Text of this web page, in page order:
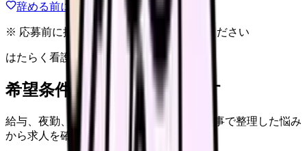
辞める前に選択肢を確認する
※ 応募前に掲載元の最新情報を確認してください
はたらく看護師さん 求人
希望条件で看護師求人を探す
給与、夜勤、休み、ブランクなど、この記事で整理した悩み
から求人を確認できます。